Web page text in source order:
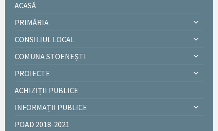
ACASĂ
PRIMĂRIA
CONSILIUL LOCAL
COMUNA STOENEȘTI
PROIECTE
ACHIZIȚII PUBLICE
INFORMAȚII PUBLICE
POAD 2018-2021